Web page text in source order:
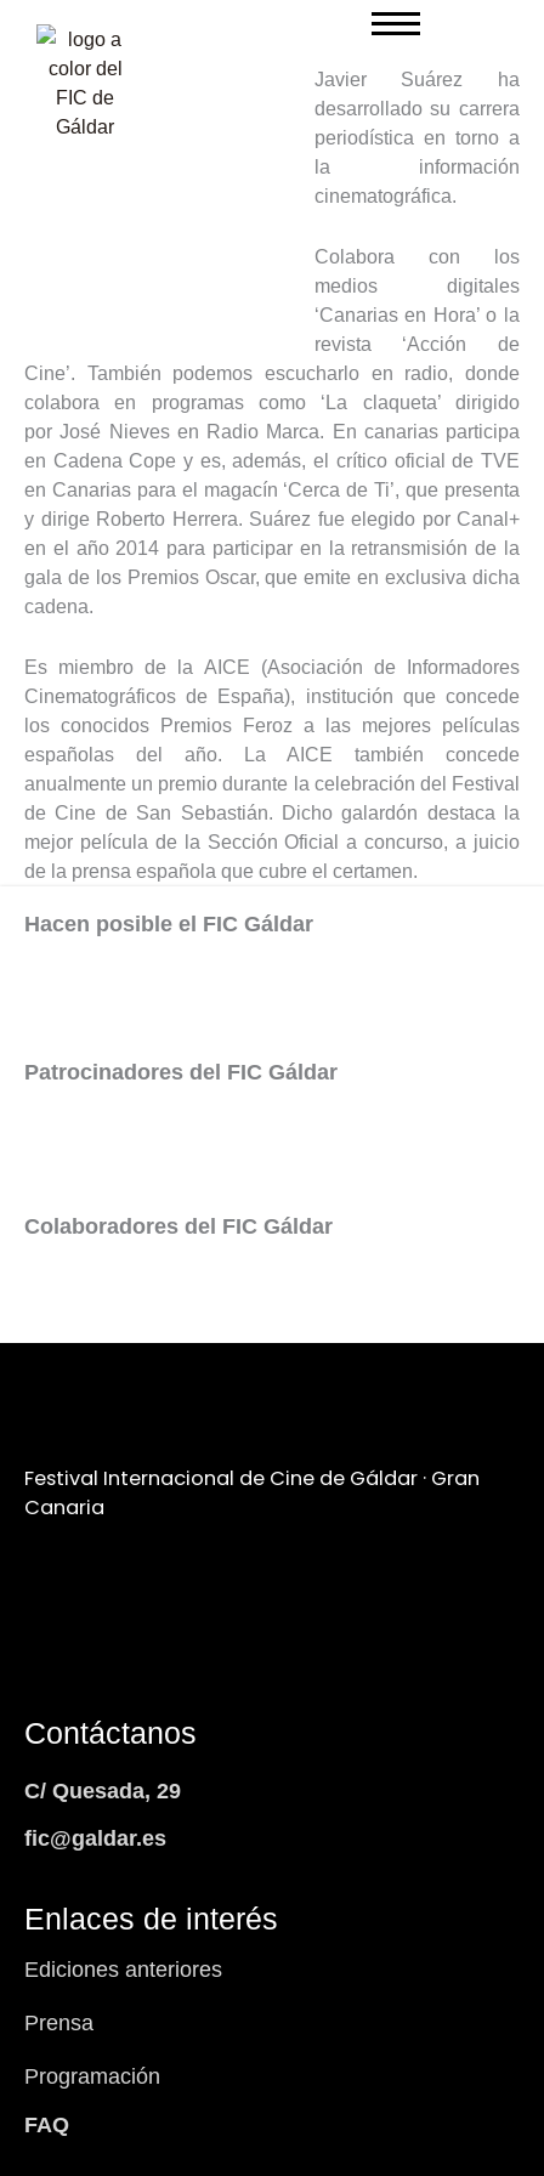
contenido
Javier Suárez ha
desarrollado su carrera
periodística en torno a
la información
cinematográfica.
Colabora con los
medios digitales
‘Canarias en Hora’ o la
revista ‘Acción de
Cine’. También podemos escucharlo en radio, donde
colabora en programas como ‘La claqueta’ dirigido
por José Nieves en Radio Marca. En canarias participa
en Cadena Cope y es, además, el crítico oficial de TVE
en Canarias para el magacín ‘Cerca de Ti’, que presenta
y dirige Roberto Herrera. Suárez fue elegido por Canal+
en el año 2014 para participar en la retransmisión de la
gala de los Premios Oscar, que emite en exclusiva dicha
cadena.
Es miembro de la AICE (Asociación de Informadores
Cinematográficos de España), institución que concede
los conocidos Premios Feroz a las mejores películas
españolas del año.
La AICE también concede
anualmente un premio durante la celebración del Festival
de Cine de San Sebastián. Dicho galardón destaca la
mejor película de la Sección Oficial a concurso, a juicio
de la prensa española que cubre el certamen.
Hacen posible el FIC Gáldar
Patrocinadores del FIC Gáldar
Colaboradores del FIC Gáldar
Festival Internacional de Cine de Gáldar · Gran
Canaria
Contáctanos
C/ Quesada, 29
fic@galdar.es
Enlaces de interés
Ediciones anteriores
Prensa
Programación
FAQ